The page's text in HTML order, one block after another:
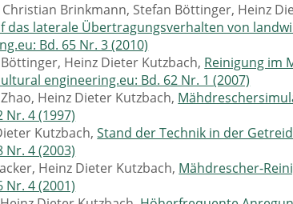
Brinkmann, Stefan Böttinger, Heinz
das laterale Übertragungsverhalten von
Bd. 65 Nr. 3 (2010)
Heinz Dieter Kutzbach, Reinigung im
engineering.eu: Bd. 62 Nr. 1 (2007)
Heinz Dieter Kutzbach,
Nr. 4 (1997)
Kutzbach,Stand der Technik in der
Nr. 4 (2003)
Heinz Dieter Kutzbach, Mähdrescher-
Nr. 4 (2001)